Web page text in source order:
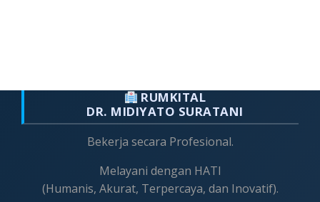
RUMKITAL
DR. MIDIYATO SURATANI
Bekerja secara Profesional.
Melayani dengan HATI
(Humanis, Akurat, Terpercaya, dan Inovatif).